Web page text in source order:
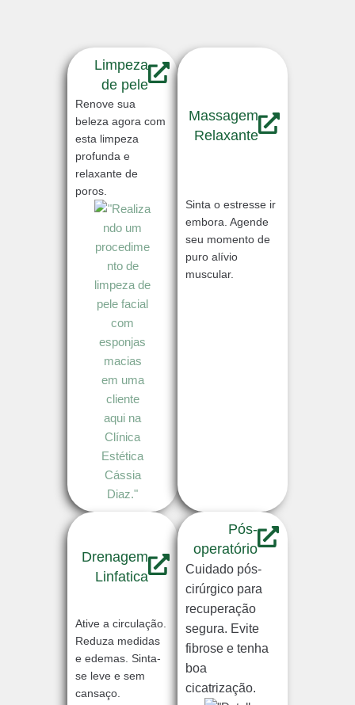
Limpeza
de pele
Renove sua
beleza agora com
esta limpeza
profunda e
relaxante de
poros.
Massagem
Relaxante
Sinta o estresse ir
embora. Agende
seu momento de
puro alívio
muscular.
Drenagem
Linfatica
Ative a circulação.
Reduza medidas
e edemas. Sinta-
se leve e sem
cansaço.
Pós-
operatório
Cuidado pós-
cirúrgico para
recuperação
segura. Evite
fibrose e tenha
boa
cicatrização.